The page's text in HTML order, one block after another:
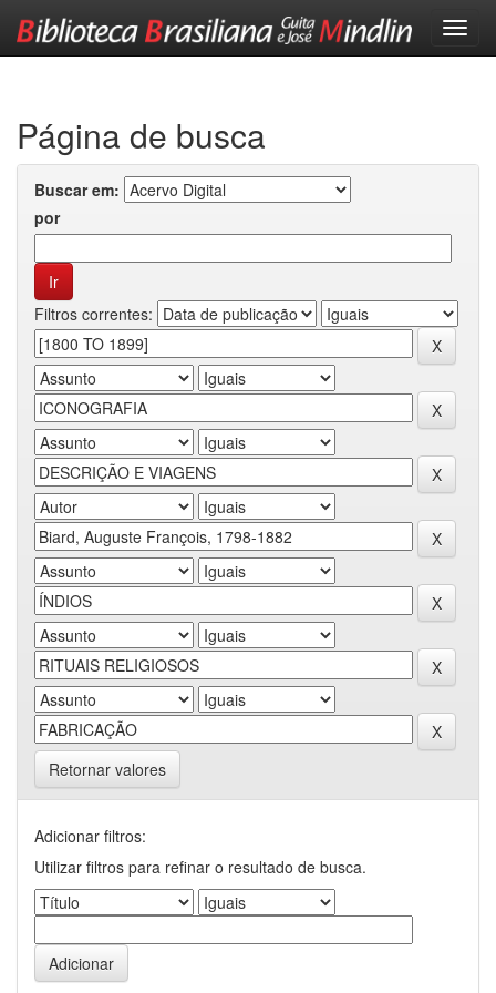
Página de busca
Buscar em:
por
Filtros correntes:
Retornar valores
Adicionar filtros:
Utilizar filtros para refinar o resultado de busca.